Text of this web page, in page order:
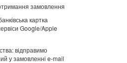
замовлення
картка
Google/Apple
відправимо
у замовленні e-mail